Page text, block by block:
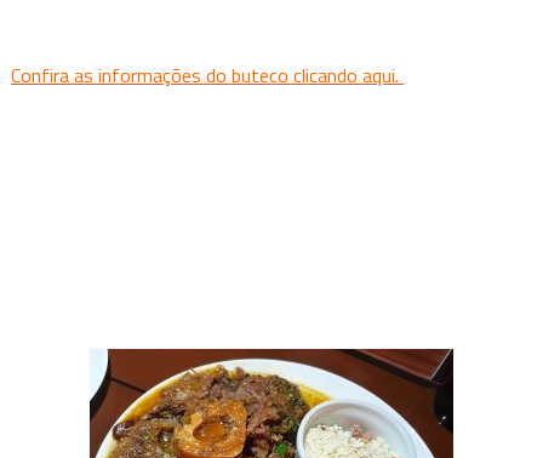
Confira as informações do buteco clicando aqui.